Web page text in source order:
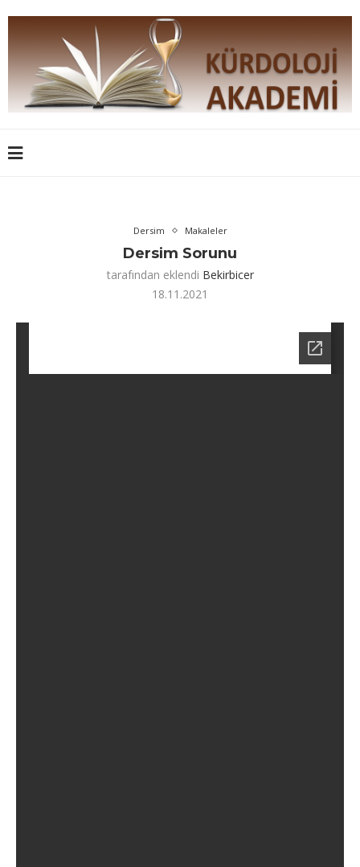
Dersim Makaleler
Dersim Sorunu
tarafından eklendi Bekirbicer
18.11.2021